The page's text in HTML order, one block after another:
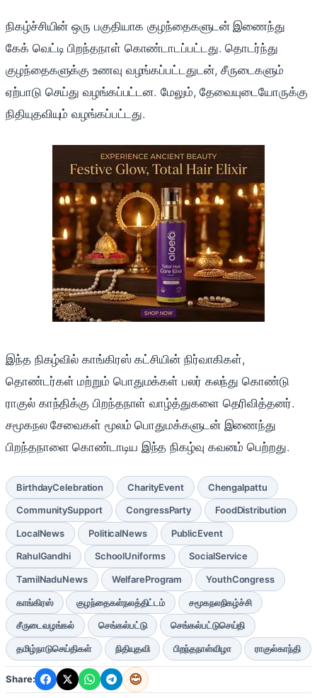
நிகழ்ச்சியின் ஒரு பகுதியாக குழந்தைகளுடன் இணைந்து
கேக் வெட்டி பிறந்தநாள் கொண்டாடப்பட்டது. தொடர்ந்து
குழந்தைகளுக்கு உணவு வழங்கப்பட்டதுடன், சீருடைகளும்
ஏற்பாடு செய்து வழங்கப்பட்டன. மேலும், தேவையுடையோருக்கு
நிதியுதவியும் வழங்கப்பட்டது.
இந்த நிகழ்வில் காங்கிரஸ் கட்சியின் நிர்வாகிகள்,
தொண்டர்கள் மற்றும் பொதுமக்கள் பலர் கலந்து கொண்டு
ராகுல் காந்திக்கு பிறந்தநாள் வாழ்த்துகளை தெரிவித்தனர்.
சமூகநல சேவைகள் மூலம் பொதுமக்களுடன் இணைந்து
பிறந்தநாளை கொண்டாடிய இந்த நிகழ்வு கவனம் பெற்றது.
BirthdayCelebration CharityEvent Chengalpattu
CommunitySupport CongressParty FoodDistribution
LocalNews PoliticalNews PublicEvent
RahulGandhi SchoolUniforms SocialService
TamilNaduNews WelfareProgram YouthCongress
காங்கிரஸ் குழந்தைகள்நலத்திட்டம் சமூகநலநிகழ்ச்சி
சீருடைவழங்கல் செங்கல்பட்டு செங்கல்பட்டுசெய்தி
தமிழ்நாடுசெய்திகள் நிதியுதவி பிறந்தநாள்விழா ராகுல்காந்தி
Share: 😊